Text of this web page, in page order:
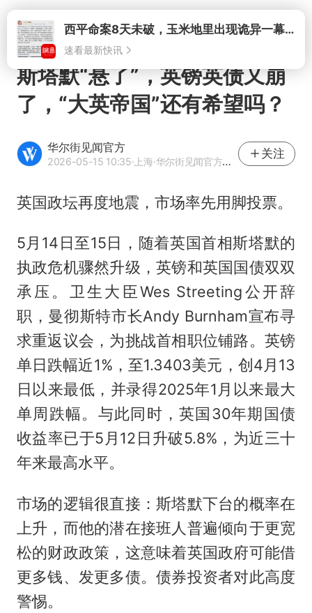
打开
斯塔默“悬了”，英镑英债又崩
了，“大英帝国”还有希望吗？
华尔街见闻官方
2026-05-15 10:35·上海·华尔街见闻官方网易号
关注
英国政坛再度地震，市场率先用脚投票。
5月14日至15日，随着英国首相斯塔默的
执政危机骤然升级，英镑和英国国债双双
承压。卫生大臣Wes Streeting公开辞
职，曼彻斯特市长Andy Burnham宣布寻
求重返议会，为挑战首相职位铺路。英镑
单日跌幅近1%，至1.3403美元，创4月13
日以来最低，并录得2025年1月以来最大
单周跌幅。与此同时，英国30年期国债
收益率已于5月12日升破5.8%，为近三十
年来最高水平。
市场的逻辑很直接：斯塔默下台的概率在
上升，而他的潜在接班人普遍倾向于更宽
松的财政政策，这意味着英国政府可能借
更多钱、发更多债。债券投资者对此高度
警惕。